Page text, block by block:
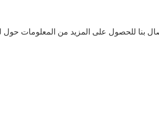
بنا للحصول على المزيد من المعلومات